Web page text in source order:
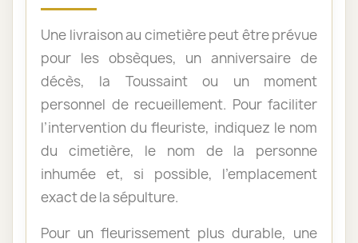
Une livraison au cimetière peut être prévue
pour les obsèques, un anniversaire de
décès, la Toussaint ou un moment
personnel de recueillement. Pour faciliter
l’intervention du fleuriste, indiquez le nom
du cimetière, le nom de la personne
inhumée et, si possible, l’emplacement
exact de la sépulture.
Pour un fleurissement plus durable, une